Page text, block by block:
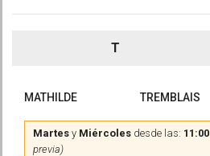
T
MATHILDE TREMBLAIS
Martes y Miércoles desde las: 11:00
previa)